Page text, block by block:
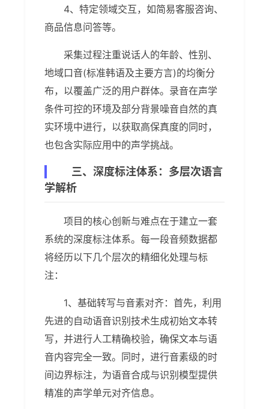
4、特定领域交互，如简易客服咨询、
商品信息问答等。
采集过程注重说话人的年龄、性别、
地域口音(标准韩语及主要方言)的均衡分
布，以覆盖广泛的用户群体。录音在声学
条件可控的环境及部分背景噪音自然的真
实环境中进行，以获取高保真度的同时，
也包含实际应用中的声学挑战。
三、深度标注体系：多层次语言
学解析
项目的核心创新与难点在于建立一套
系统的深度标注体系。每一段音频数据都
将经历以下几个层次的精细化处理与标
注：
1、基础转写与音素对齐：首先，利用
先进的自动语音识别技术生成初始文本转
写，并进行人工精确校验，确保文本与语
音内容完全一致。同时，进行音素级的时
间边界标注，为语音合成与识别模型提供
精准的声学单元对齐信息。